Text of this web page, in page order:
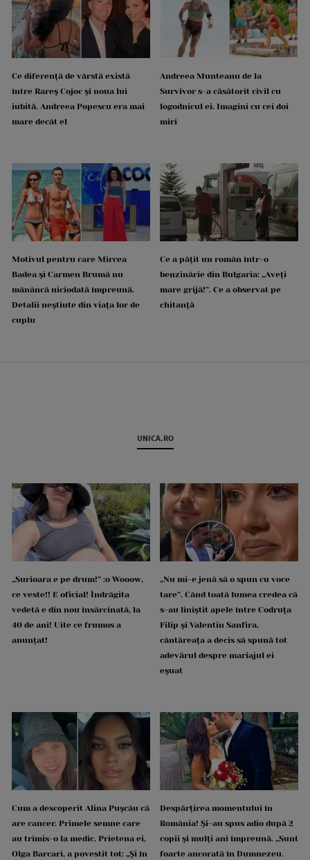
Ce diferență de vârstă există
între Rareș Cojoc și noua lui
iubită. Andreea Popescu era mai
mare decât el
Andreea Munteanu de la
Survivor s-a căsătorit civil cu
logodnicul ei. Imagini cu cei doi
miri
Motivul pentru care Mircea
Badea și Carmen Brumă nu
mănâncă niciodată împreună.
Detalii neștiute din viața lor de
cuplu
Ce a pățit un român într-o
benzinărie din Bulgaria: „Aveți
mare grijă!”. Ce a observat pe
chitanță
UNICA.RO
„Surioara e pe drum!” :o Wooow,
ce veste!! E oficial! Îndrăgita
vedetă e din nou însărcinată, la
40 de ani! Uite ce frumos a
anunțat!
„Nu mi-e jenă să o spun cu voce
tare”. Când toată lumea credea că
s-au liniștit apele între Codruța
Filip și Valentin Sanfira,
cântăreața a decis să spună tot
adevărul despre mariajul ei
eșuat
Cum a descoperit Alina Pușcău că
are cancer. Primele semne care
au trimis-o la medic. Prietena ei,
Olga Barcari, a povestit tot: „Și în
Despărțirea momentului în
România! Și-au spus adio după 2
copii și mulți ani împreună. „Sunt
foarte ancorată în Dumnezeu.